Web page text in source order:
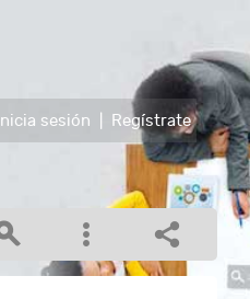
Inicia sesión Regístrate